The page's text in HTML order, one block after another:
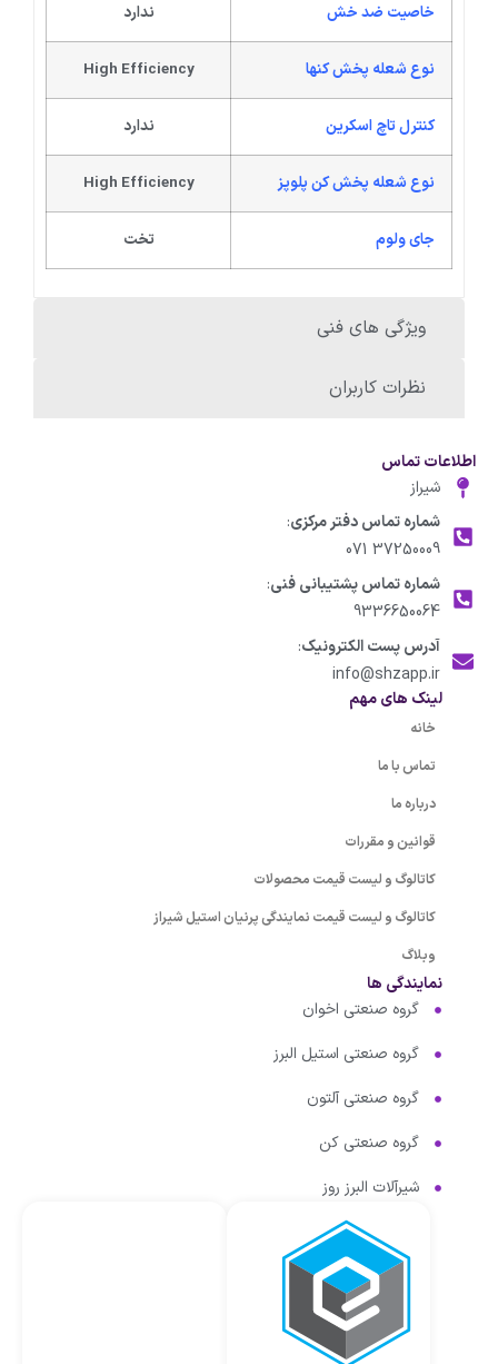
ویژگی های فنی
نظرات کاربران
خاصیت ضد خش ندارد
نوع شعله پخش کنها High Efficiency
کنترل تاچ اسکرین ندارد
نوع شعله پخش کن پلوپز High Efficiency
جای ولوم تخت
اطلاعات تماس
شیراز
شماره تماس دفتر مرکزی:
37250009 071
شماره تماس پشتیبانی فنی:
9336650064
آدرس پست الکترونیک:
info@shzapp.ir
لینک های مهم
خانه
تماس با ما
درباره ما
قوانین و مقررات
کاتالوگ و لیست قیمت محصولات
کاتالوگ و لیست قیمت نمایندگی پرنیان استیل شیراز
وبلاگ
نمایندگی ها
گروه صنعتی اخوان
گروه صنعتی استیل البرز
گروه صنعتی آلتون
گروه صنعتی کن
شیرآلات البرز روز